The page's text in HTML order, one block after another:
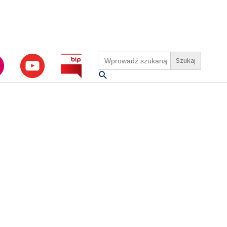
Search
for:
Szukaj